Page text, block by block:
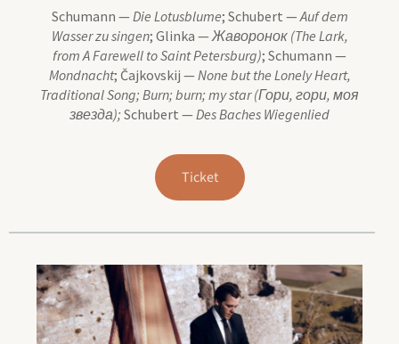
Schumann — Die Lotusblume; Schubert — Auf dem
Wasser zu singen; Glinka — Жаворонок (The Lark,
from A Farewell to Saint Petersburg); Schumann —
Mondnacht; Čajkovskij — None but the Lonely Heart,
Traditional Song; Burn; burn; my star (Гори, гори, моя
звезда); Schubert — Des Baches Wiegenlied
Ticket